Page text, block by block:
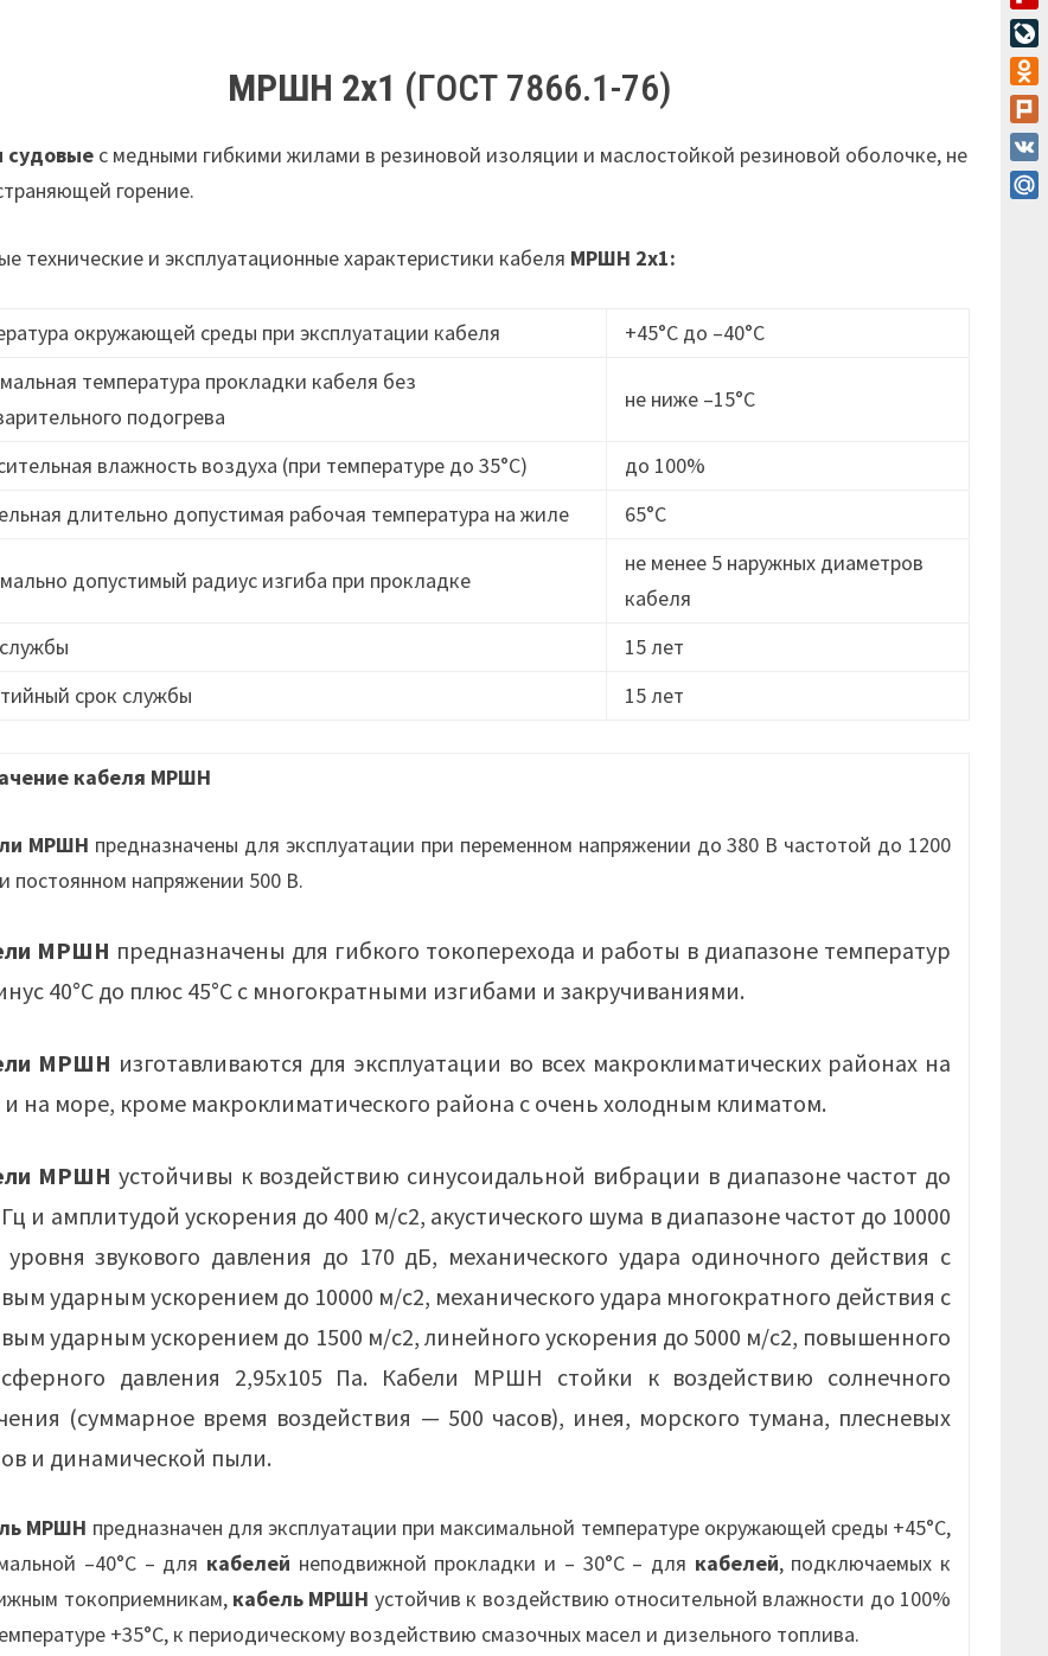
МРШН 2х1 (ГОСТ 7866.1-76)
судовые с медными гибкими жилами в резиновой изоляции и маслостойкой резиновой оболочке, не
горение.
технические и эксплуатационные характеристики кабеля МРШН 2х1:
окружающей среды при эксплуатации кабеля
+45°С до –40°С
температура прокладки кабеля без
подогрева
не ниже –15°C
влажность воздуха (при температуре до 35°С)
до 100%
длительно допустимая рабочая температура на жиле
65°С
допустимый радиус изгиба при прокладке
не менее 5 наружных диаметров
кабеля
15 лет
срок службы
15 лет
кабеля МРШН
МРШН предназначены для эксплуатации при переменном напряжении до 380 В частотой до 1200
постоянном напряжении 500 В.
МРШН предназначены для гибкого токоперехода и работы в диапазоне температур
40°С до плюс 45°С с многократными изгибами и закручиваниями.
МРШН изготавливаются для эксплуатации во всех макроклиматических районах на
и на море, кроме макроклиматического района с очень холодным климатом.
МРШН устойчивы к воздействию синусоидальной вибрации в диапазоне частот до
и амплитудой ускорения до 400 м/с2, акустического шума в диапазоне частот до 10000
звукового давления до 170 дБ, механического удара одиночного действия с
ударным ускорением до 10000 м/с2, механического удара многократного действия с
ударным ускорением до 1500 м/с2, линейного ускорения до 5000 м/с2, повышенного
давления 2,95х105 Па. Кабели МРШН стойки к воздействию солнечного
(суммарное время воздействия — 500 часов), инея, морского тумана, плесневых
и динамической пыли.
МРШН предназначен для эксплуатации при максимальной температуре окружающей среды +45°С,
–40°С – для кабелей неподвижной прокладки и – 30°С – для кабелей, подключаемых к
токоприемникам, кабель МРШН устойчив к воздействию относительной влажности до 100%
+35°С, к периодическому воздействию смазочных масел и дизельного топлива.
VK